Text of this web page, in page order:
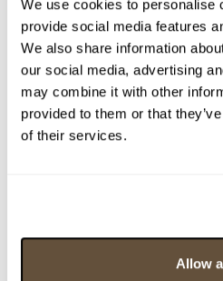
We use cookies to personalise
provide social media features
We also share information
our social media, advertising
may combine it with other
provided to them or that
of their services.
Allow
Dražba ukončena:
Vyvolávací cena:
vydraženo za:
> Zobrazit informaci jak